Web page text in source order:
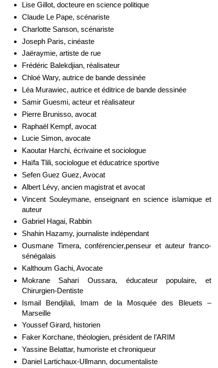
Lise Gillot, docteure en science politique
Claude Le Pape, scénariste
Charlotte Sanson, scénariste
Joseph Paris, cinéaste
Jaëraymie, artiste de rue
Frédéric Balekdjian, réalisateur
Chloé Wary, autrice de bande dessinée
Léa Murawiec, autrice et éditrice de bande dessinée
Samir Guesmi, acteur et réalisateur
Pierre Brunisso, avocat
Raphaël Kempf, avocat
Lucie Simon, avocate
Kaoutar Harchi, écrivaine et sociologue
Haïfa Tlili, sociologue et éducatrice sportive
Sefen Guez Guez, Avocat
Albert Lévy, ancien magistrat et avocat
Vincent Souleymane, enseignant en science islamique et
auteur
Gabriel Hagai, Rabbin
Shahin Hazamy, journaliste indépendant
Ousmane Timera, conférencier,penseur et auteur franco-
sénégalais
Kalthoum Gachi, Avocate
Mokrane Sahari Oussara, éducateur populaire, et
Chirurgien-Dentiste
Ismail Bendjilali, Imam de la Mosquée des Bleuets –
Marseille
Youssef Girard, historien
Faker Korchane, théologien, président de l’ARIM
Yassine Belattar, humoriste et chroniqueur
Daniel Lartichaux-Ullmann, documentaliste